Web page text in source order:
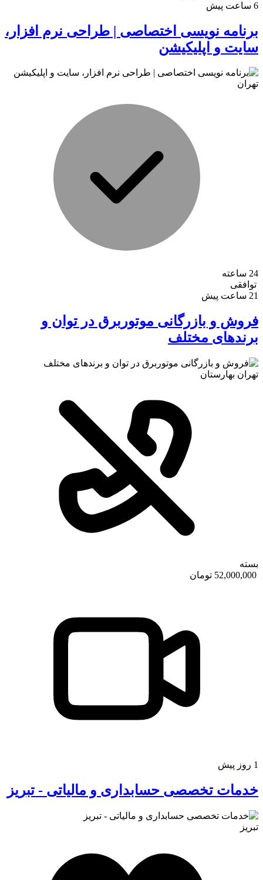
برنامه نویسی اختصاصی | طراحی نرم افزار،
سایت و اپلیکیشن
تهران
24 ساعته
توافقی
21 ساعت پیش
فروش و بازرگانی موتوربرق در توان و
برندهای مختلف
تهرانبهارستان
بسته
52,000,000 تومان
خدمات تخصصی حسابداری و مالیاتی - تبریز
تبریز